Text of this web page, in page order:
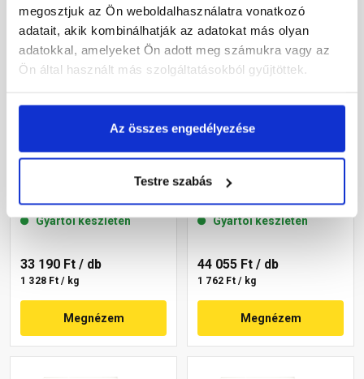
megosztjuk az Ön weboldalhasználatra vonatkozó
adatait, akik kombinálhatják az adatokat más olyan
adatokkal, amelyeket Ön adott meg számukra vagy az
Ön által használt más szolgáltatásokból gyűjtöttek.
Az összes engedélyezése
Testre szabás
Masterplast
Thermomaster szilikon
mm 36-F 25 kg
Gyártói készleten
33 190 Ft / db
1 328 Ft / kg
Megnézem
Masterplast
Thermomaster szilikon
vékonyvakolat, kapart 1,5
mm 36-C 25 kg
Gyártói készleten
44 055 Ft / db
1 762 Ft / kg
Megnézem